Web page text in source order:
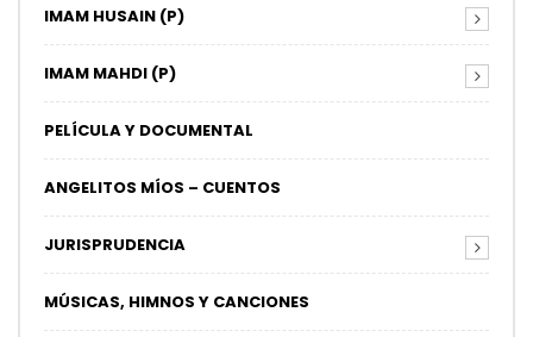
IMAM HUSAIN (P)
IMAM MAHDI (P)
PELÍCULA Y DOCUMENTAL
ANGELITOS MÍOS – CUENTOS
JURISPRUDENCIA
MÚSICAS, HIMNOS Y CANCIONES